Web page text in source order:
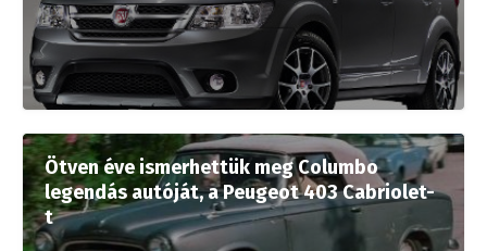
Ötven éve ismerhettük meg Columbo
legendás autóját, a Peugeot 403 Cabriolet-
t